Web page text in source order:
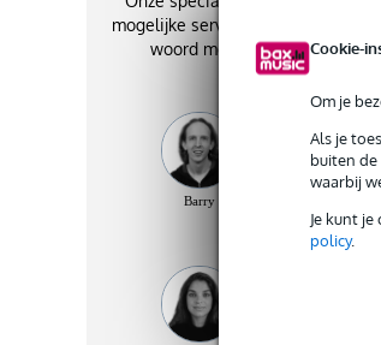
Cookie-
Om je
Als je
buiten
waarbij
Je kunt
policy.
mogelijke service. Zij staan je
woord met het beste advies!
Barry